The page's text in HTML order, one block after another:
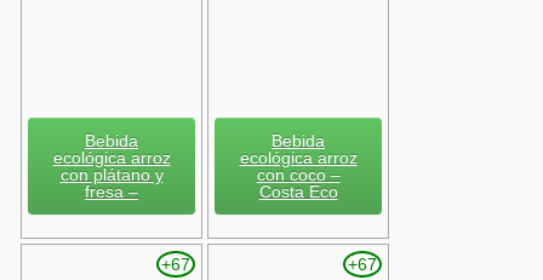
Bebida
ecológica arroz
con plátano y
fresa –
Bebida
ecológica arroz
con coco –
Costa Eco
+67 +67